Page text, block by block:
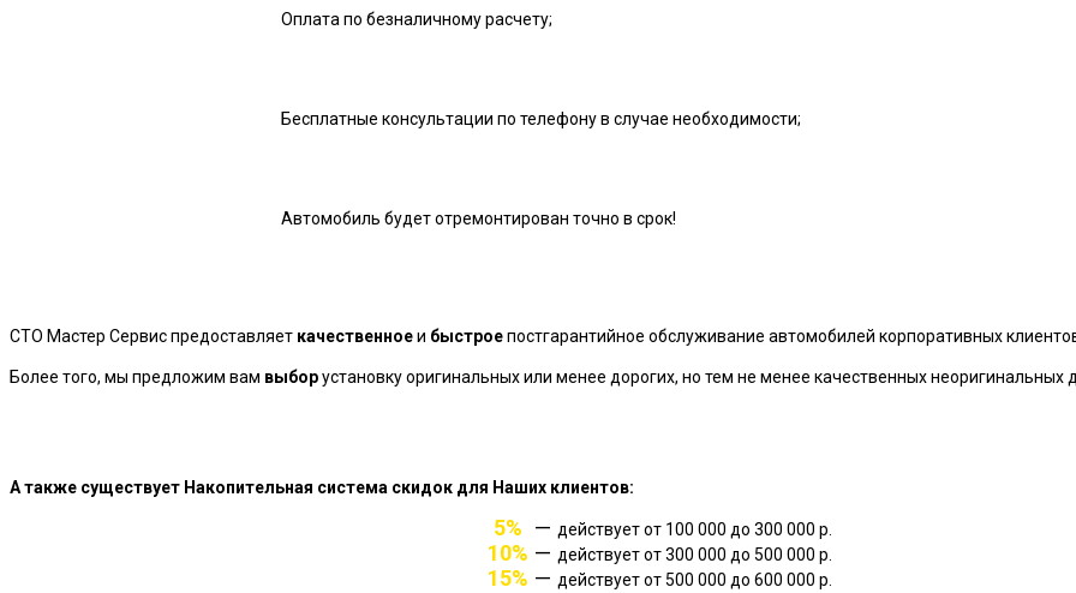
Оплата по безналичному расчету;
Бесплатные консультации по телефону в случае необходимости;
Автомобиль будет отремонтирован точно в срок!
СТО Мастер Сервис предоставляет качественноеи быстроепостгарантийное обслуживание автомобилей корпоративных
Более того, мы предложим вам выборустановку оригинальных или менее дорогих, но тем не менее качественных неоригинальных
А также существует Накопительная система скидок для Наших клиентов:
5% — действует от 100 000 до 300 000 р.
10% — действует от 300 000 до 500 000 р.
15% — действует от 500 000 до 600 000 р.